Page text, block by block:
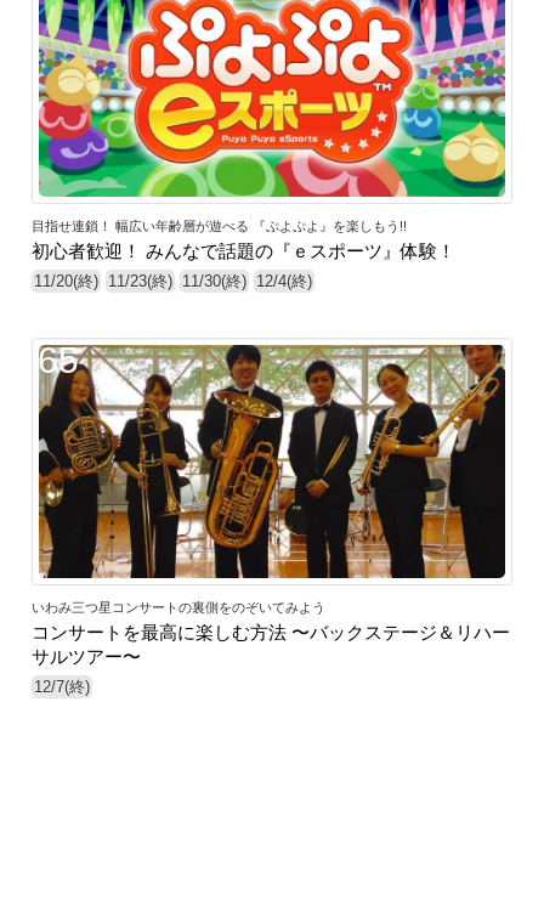
目指せ連鎖！ 幅広い年齢層が遊べる 『ぷよぷよ』を楽しもう!!
初心者歓迎！ みんなで話題の『ｅスポーツ』体験！
11/20(終) 11/23(終) 11/30(終) 12/4(終)
65
いわみ三つ星コンサートの裏側をのぞいてみよう
コンサートを最高に楽しむ方法 〜バックステージ＆リハー
サルツアー〜
12/7(終)